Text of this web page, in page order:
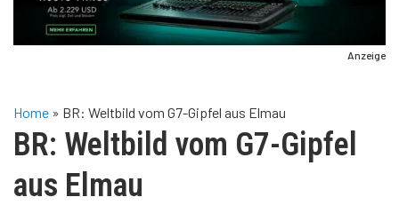
Anzeige
Home » BR: Weltbild vom G7-Gipfel aus Elmau
BR: Weltbild vom G7-Gipfel
aus Elmau